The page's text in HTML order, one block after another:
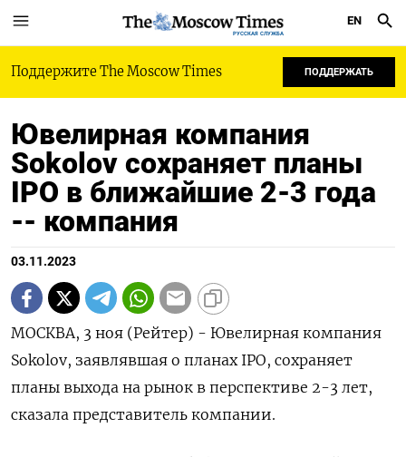
РУССКАЯ СЛУЖБА
EN
Поддержите The Moscow Times ПОДДЕРЖАТЬ
Ювелирная компания
Sokolov сохраняет планы
IPO в ближайшие 2-3 года
-- компания
03.11.2023
МОСКВА, 3 ноя (Рейтер) - Ювелирная компания
Sokolov, заявлявшая о планах IPO, сохраняет
планы выхода на рынок в перспективе 2-3 лет,
сказала представитель компании.